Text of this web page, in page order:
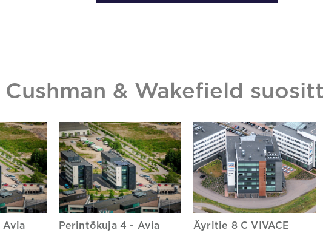
Cushman & Wakefield
Avia
Perintökuja 4 - Avia
Äyritie 8 C VIVACE